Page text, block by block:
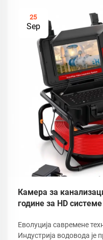
25
Sep
Камера за
године за HD
Еволуција савремене
Индустрија водовода је